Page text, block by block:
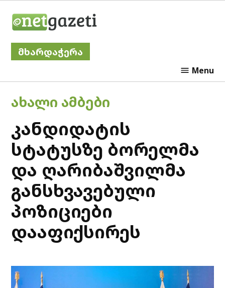
მხარდაჭერა
Menu
POSTED
ᲐᲮᲐᲚᲘ ᲐᲛᲑᲔᲑᲘ
კანდიდატის
სტატუსზე ბორელმა
და ღარიბაშვილმა
განსხვავებული
პოზიციები
დააფიქსირეს